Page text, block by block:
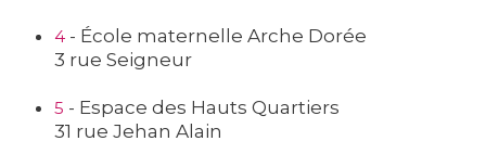
4 - École maternelle Arche Dorée
3 rue Seigneur
5 - Espace des Hauts Quartiers
31 rue Jehan Alain